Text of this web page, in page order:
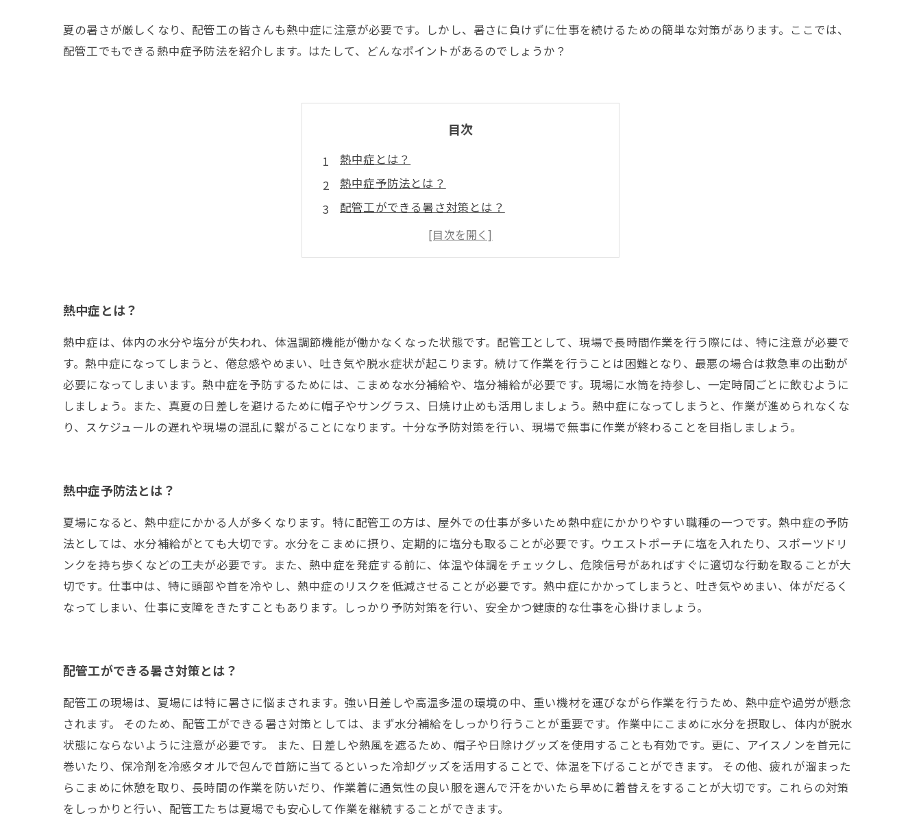
夏の暑さが厳しくなり、配管工の皆さんも熱中症に注意が必要です。しかし、暑さに負けずに仕事を続けるための簡単な対策があります。ここでは、
配管工でもできる熱中症予防法を紹介します。はたして、どんなポイントがあるのでしょうか？
目次
熱中症とは？
熱中症予防法とは？
配管工ができる暑さ対策とは？
水分補給・塩分補給の重要性
作業時間や場所を調整することの必要性
熱中症とは？
熱中症は、体内の水分や塩分が失われ、体温調節機能が働かなくなった状態です。配管工として、現場で長時間作業を行う際には、特に注意が必要で
す。熱中症になってしまうと、倦怠感やめまい、吐き気や脱水症状が起こります。続けて作業を行うことは困難となり、最悪の場合は救急車の出動が
必要になってしまいます。熱中症を予防するためには、こまめな水分補給や、塩分補給が必要です。現場に水筒を持参し、一定時間ごとに飲むように
しましょう。また、真夏の日差しを避けるために帽子やサングラス、日焼け止めも活用しましょう。熱中症になってしまうと、作業が進められなくな
り、スケジュールの遅れや現場の混乱に繋がることになります。十分な予防対策を行い、現場で無事に作業が終わることを目指しましょう。
熱中症予防法とは？
夏場になると、熱中症にかかる人が多くなります。特に配管工の方は、屋外での仕事が多いため熱中症にかかりやすい職種の一つです。熱中症の予防
法としては、水分補給がとても大切です。水分をこまめに摂り、定期的に塩分も取ることが必要です。ウエストポーチに塩を入れたり、スポーツドリ
ンクを持ち歩くなどの工夫が必要です。また、熱中症を発症する前に、体温や体調をチェックし、危険信号があればすぐに適切な行動を取ることが大
切です。仕事中は、特に頭部や首を冷やし、熱中症のリスクを低減させることが必要です。熱中症にかかってしまうと、吐き気やめまい、体がだるく
なってしまい、仕事に支障をきたすこともあります。しっかり予防対策を行い、安全かつ健康的な仕事を心掛けましょう。
配管工ができる暑さ対策とは？
配管工の現場は、夏場には特に暑さに悩まされます。強い日差しや高温多湿の環境の中、重い機材を運びながら作業を行うため、熱中症や過労が懸念
されます。 そのため、配管工ができる暑さ対策としては、まず水分補給をしっかり行うことが重要です。作業中にこまめに水分を摂取し、体内が脱水
状態にならないように注意が必要です。 また、日差しや熱風を遮るため、帽子や日除けグッズを使用することも有効です。更に、アイスノンを首元に
巻いたり、保冷剤を冷感タオルで包んで首筋に当てるといった冷却グッズを活用することで、体温を下げることができます。 その他、疲れが溜まった
らこまめに休憩を取り、長時間の作業を防いだり、作業着に通気性の良い服を選んで汗をかいたら早めに着替えをすることが大切です。これらの対策
をしっかりと行い、配管工たちは夏場でも安心して作業を継続することができます。